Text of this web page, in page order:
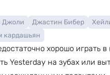
Джоли Джастин Бибер
кардашьян
хорошо играть
Yesterday на зубах или